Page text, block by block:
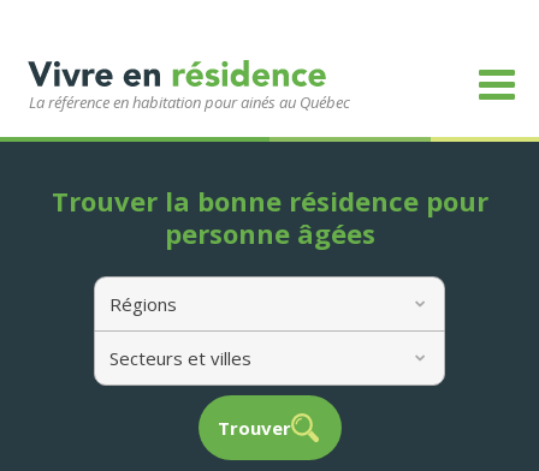
La référence en habitation pour ainés au Québec
Régions
Secteurs et villes
Trouver
Trouver la bonne résidence pour
personne âgées